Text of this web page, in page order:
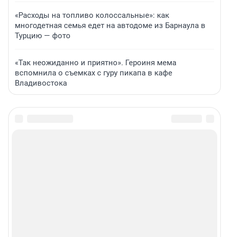
«Расходы на топливо колоссальные»: как
многодетная семья едет на автодоме из Барнаула в
Турцию — фото
«Так неожиданно и приятно». Героиня мема
вспомнила о съемках с гуру пикапа в кафе
Владивостока